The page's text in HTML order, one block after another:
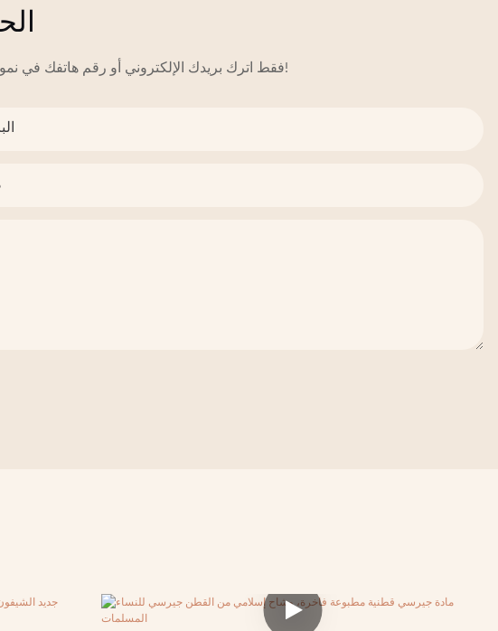
فقط اترك بريدك الإلكتروني أو رقم هاتفك في نموذج الاتصال حتى نتمكن من إرسال عرض أسعار مجاني لنا لمجموعة واسعة من التصاميم!